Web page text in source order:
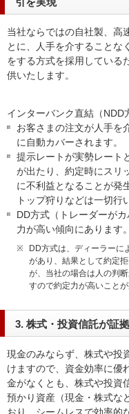
当社ならではの自社製、高
とに、人手を介することな
をする方式を採用している
供いたします。
インターバンク直結（NDD
お客さまの注文が人手を
に自動カバーされます。
提示レートが実勢レート
が出たり、約定時にスリ
に不利益となることが発
トップ狩りなどは一切行
DD方式（トレーダーが
力が高い傾向にあります。
※
DD方式は、ディーラーに
があり、結果として約定
が、当社の場合は人の判
すので約定力が高いことが
3. 株式・投資信託が証
現金のみならず、株式や投
けますので、資金効率に優
金がなくとも、株式や投資
預かり資産（現金・株式な
おり、シームレスで効率的